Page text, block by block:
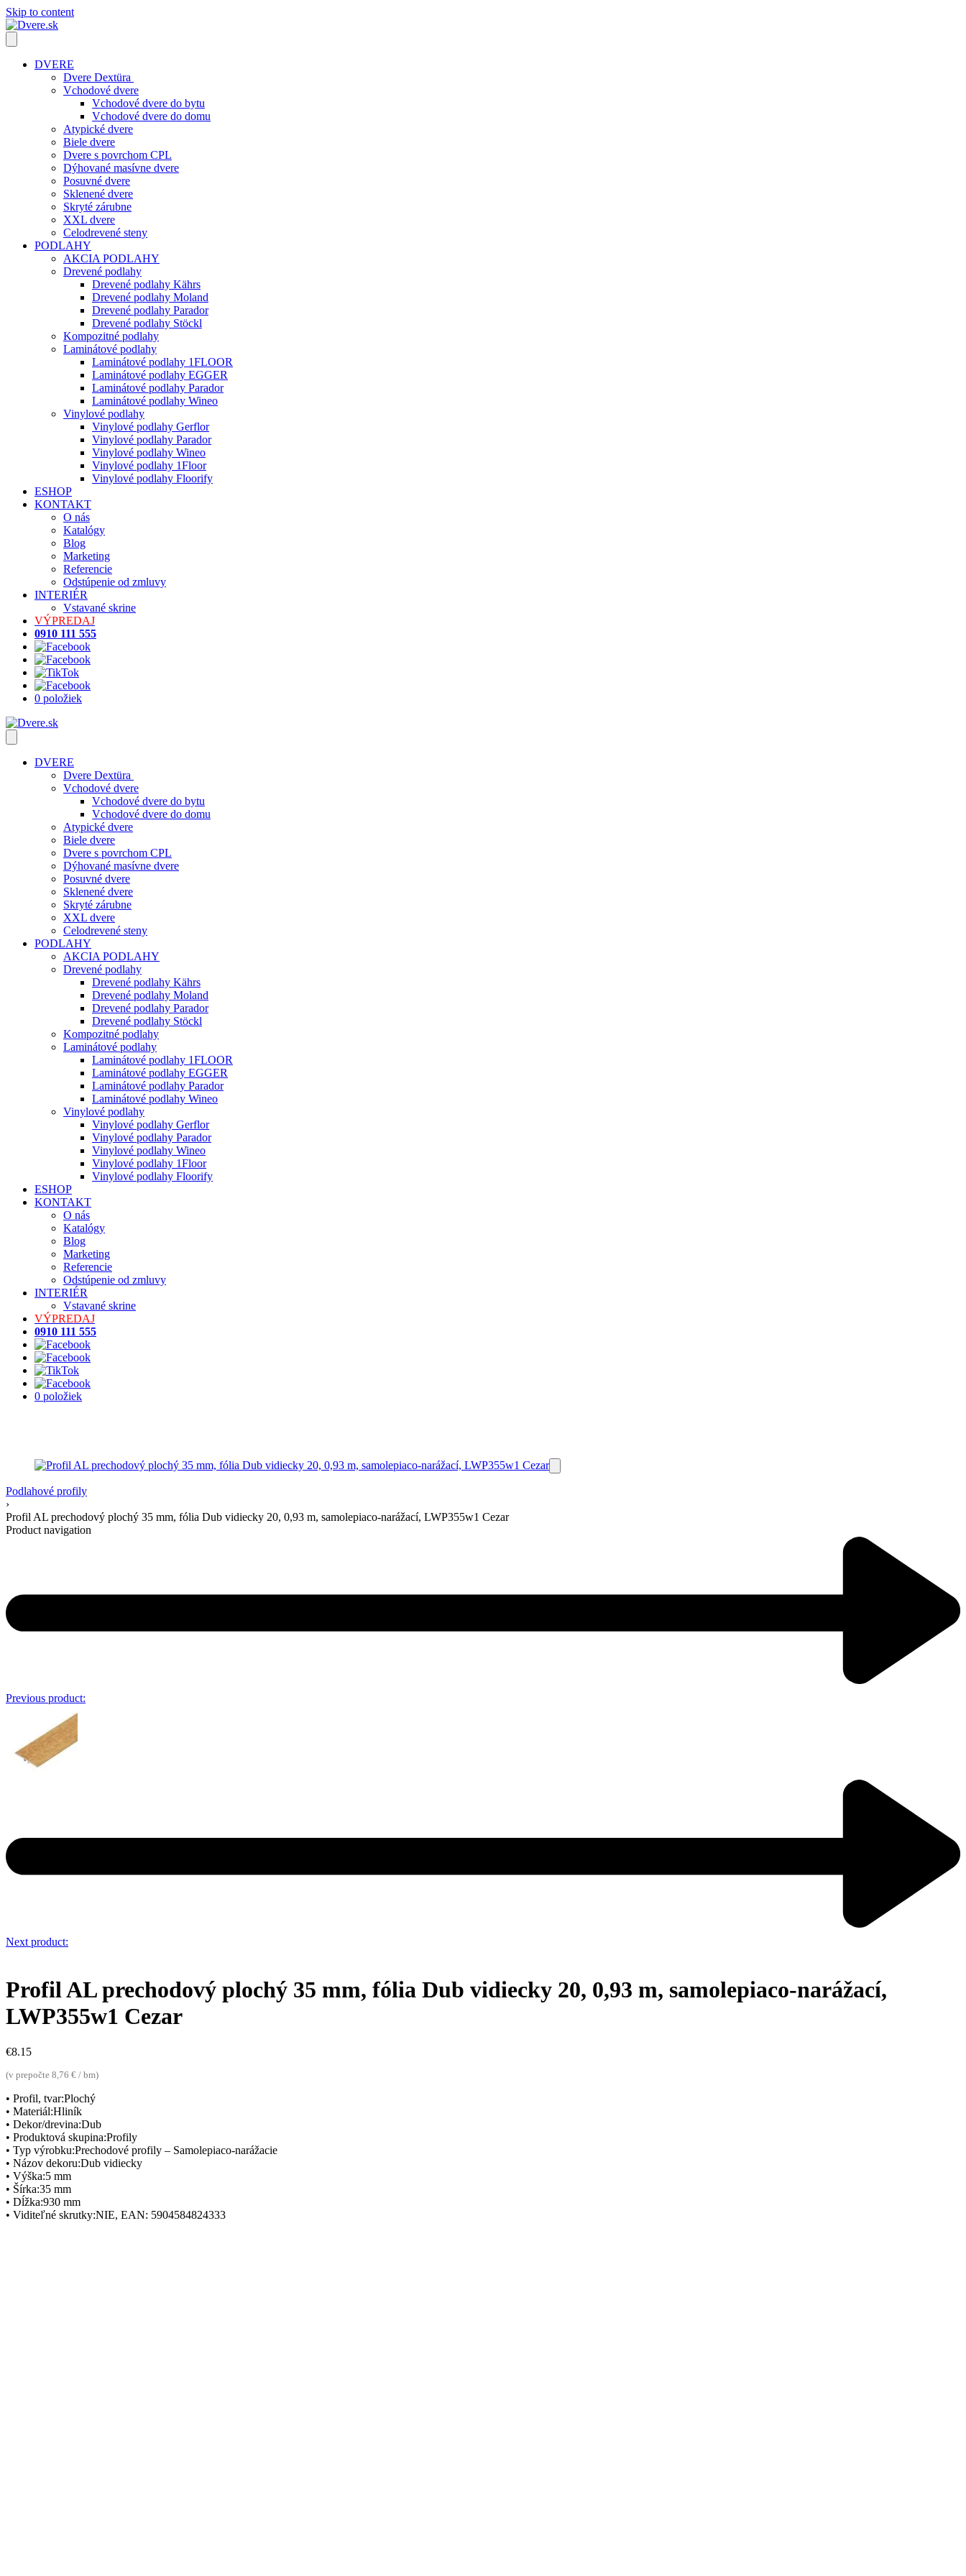
Skip to content
DVERE
Dvere Dextüra
Vchodové dvere
Vchodové dvere do bytu
Vchodové dvere do domu
Atypické dvere
Biele dvere
Dvere s povrchom CPL
Dýhované masívne dvere
Posuvné dvere
Sklenené dvere
Skryté zárubne
XXL dvere
Celodrevené steny
PODLAHY
AKCIA PODLAHY
Drevené podlahy
Drevené podlahy Kährs
Drevené podlahy Moland
Drevené podlahy Parador
Drevené podlahy Stöckl
Kompozitné podlahy
Laminátové podlahy
Laminátové podlahy 1FLOOR
Laminátové podlahy EGGER
Laminátové podlahy Parador
Laminátové podlahy Wineo
Vinylové podlahy
Vinylové podlahy Gerflor
Vinylové podlahy Parador
Vinylové podlahy Wineo
Vinylové podlahy 1Floor
Vinylové podlahy Floorify
ESHOP
KONTAKT
O nás
Katalógy
Blog
Marketing
Referencie
Odstúpenie od zmluvy
INTERIÉR
Vstavané skrine
VÝPREDAJ
0910 111 555
0 položiek
DVERE
Dvere Dextüra
Vchodové dvere
Vchodové dvere do bytu
Vchodové dvere do domu
Atypické dvere
Biele dvere
Dvere s povrchom CPL
Dýhované masívne dvere
Posuvné dvere
Sklenené dvere
Skryté zárubne
XXL dvere
Celodrevené steny
PODLAHY
AKCIA PODLAHY
Drevené podlahy
Drevené podlahy Kährs
Drevené podlahy Moland
Drevené podlahy Parador
Drevené podlahy Stöckl
Kompozitné podlahy
Laminátové podlahy
Laminátové podlahy 1FLOOR
Laminátové podlahy EGGER
Laminátové podlahy Parador
Laminátové podlahy Wineo
Vinylové podlahy
Vinylové podlahy Gerflor
Vinylové podlahy Parador
Vinylové podlahy Wineo
Vinylové podlahy 1Floor
Vinylové podlahy Floorify
ESHOP
KONTAKT
O nás
Katalógy
Blog
Marketing
Referencie
Odstúpenie od zmluvy
INTERIÉR
Vstavané skrine
VÝPREDAJ
0910 111 555
0 položiek
Podlahové profily
›
Profil AL prechodový plochý 35 mm, fólia Dub vidiecky 20, 0,93 m, samolepiaco-narážací, LWP355w1 Cezar
Product navigation
Previous product:
Next product:
Profil AL prechodový plochý 35 mm, fólia Dub vidiecky 20, 0,93 m, samolepiaco-narážací,
LWP355w1 Cezar
€8.15
(v prepočte 8,76 € / bm)
• Profil, tvar:Plochý
• Materiál:Hliník
• Dekor/drevina:Dub
• Produktová skupina:Profily
• Typ výrobku:Prechodové profily – Samolepiaco-narážacie
• Názov dekoru:Dub vidiecky
• Výška:5 mm
• Šírka:35 mm
• Dĺžka:930 mm
• Viditeľné skrutky:NIE, EAN: 5904584824333